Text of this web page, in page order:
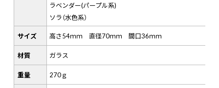
ラベンダー(パープル系)
ソラ（水色系）
サイズ
高さ54ｍｍ 直径70ｍｍ 間口36ｍｍ
材質 ガラス
重量 270ｇ